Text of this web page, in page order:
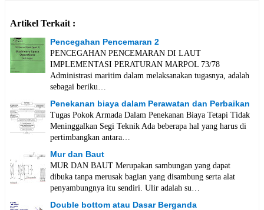
Artikel Terkait :
Pencegahan Pencemaran 2
PENCEGAHAN PENCEMARAN DI LAUT
IMPLEMENTASI PERATURAN MARPOL 73/78
Administrasi maritim dalam melaksanakan tugasnya, adalah
sebagai beriku…
Penekanan biaya dalam Perawatan dan Perbaikan
Tugas Pokok Armada Dalam Penekanan Biaya Tetapi Tidak
Meninggalkan Segi Teknik Ada beberapa hal yang harus di
pertimbangkan antara…
Mur dan Baut
MUR DAN BAUT Merupakan sambungan yang dapat
dibuka tanpa merusak bagian yang disambung serta alat
penyambungnya itu sendiri. Ulir adalah su…
Double bottom atau Dasar Berganda